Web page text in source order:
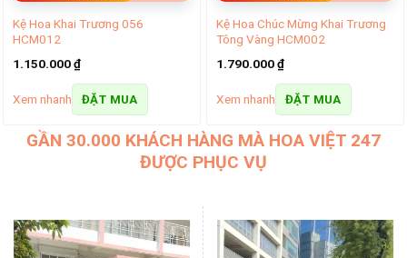
Kệ Hoa Khai Trương 056
HCM012
1.150.000₫
Xem nhanh ĐẶT MUA
Kệ Hoa Chúc Mừng Khai Trương
Tông Vàng HCM002
1.790.000₫
Xem nhanh ĐẶT MUA
GẦN 30.000 KHÁCH HÀNG MÀ HOA VIỆT 247
ĐƯỢC PHỤC VỤ